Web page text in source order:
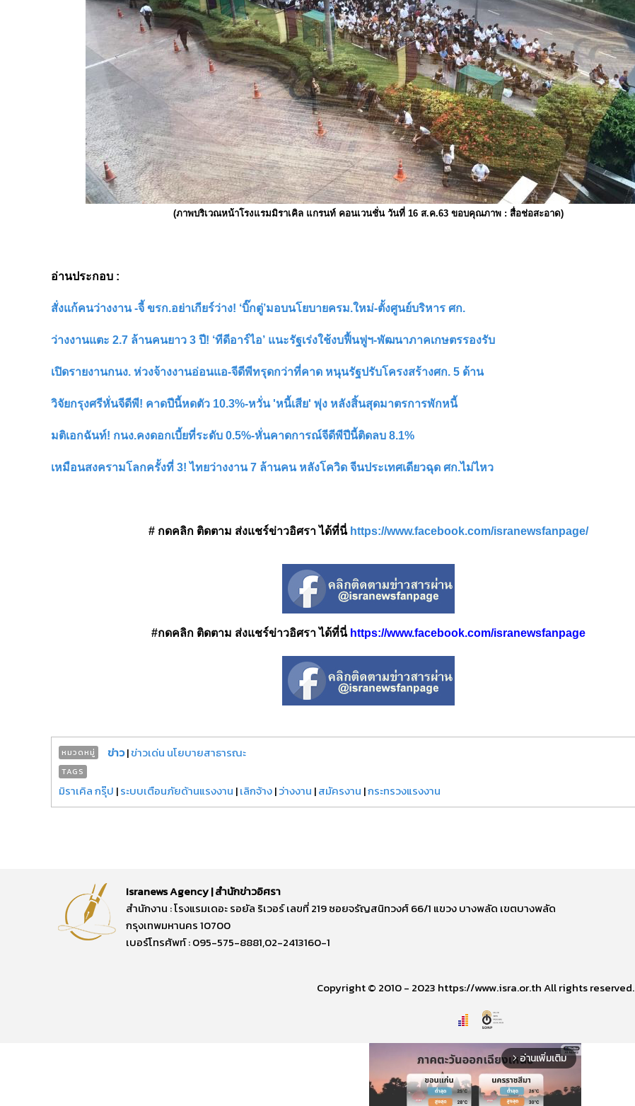
(ภาพบริเวณหน้าโรงแรมมิราเคิล แกรนท์ คอนเวนชั่น วันที่ 16 ส.ค.63 ขอบคุณภาพ : สื่อช่อสะอาด)
อ่านประกอบ :
สั่งแก้คนว่างงาน -จี้ ขรก.อย่าเกียร์ว่าง! ‘บิ๊กตู่’มอบนโยบายครม.ใหม่-ตั้งศูนย์บริหาร ศก.
ว่างงานแตะ 2.7 ล้านคนยาว 3 ปี! ‘ทีดีอาร์ไอ’ แนะรัฐเร่งใช้งบฟื้นฟูฯ-พัฒนาภาคเกษตรรองรับ
เปิดรายงานกนง. ห่วงจ้างงานอ่อนแอ-จีดีพีทรุดกว่าที่คาด หนุนรัฐปรับโครงสร้างศก. 5 ด้าน
วิจัยกรุงศรีหั่นจีดีพี! คาดปีนี้หดตัว 10.3%-หวั่น 'หนี้เสีย' พุ่ง หลังสิ้นสุดมาตรการพักหนี้
มติเอกฉันท์! กนง.คงดอกเบี้ยที่ระดับ 0.5%-หั่นคาดการณ์จีดีพีปีนี้ติดลบ 8.1%
เหมือนสงครามโลกครั้งที่ 3! ไทยว่างงาน 7 ล้านคน หลังโควิด จีนประเทศเดียวฉุด ศก.ไม่ไหว
# กดคลิก ติดตาม ส่งแชร์ข่าวอิศรา ได้ที่นี่ https://www.facebook.com/isranewsfanpage/
#กดคลิก ติดตาม ส่งแชร์ข่าวอิศรา ได้ที่นี่ https://www.facebook.com/isranewsfanpage
หมวดหมู่ ข่าว|ข่าวเด่น นโยบายสาธารณะ
TAGS
มิราเคิล กรุ๊ป |ระบบเตือนภัยด้านแรงงาน |เลิกจ้าง|ว่างงาน |สมัครงาน |กระทรวงแรงงาน
Isranews Agency | สำนักข่าวอิศรา
สำนักงาน : โรงแรมเดอะ รอยัล ริเวอร์ เลขที่ 219 ซอยจรัญสนิทวงศ์ 66/1 แขวง บางพลัด เขตบางพลัด
กรุงเทพมหานคร 10700
เบอร์โทรศัพท์ : 095-575-8881,02-2413160-1
Copyright © 2010 - 2023 https://www.isra.or.th All rights reserved.
arrow_forward_ios อ่านเพิ่มเติม